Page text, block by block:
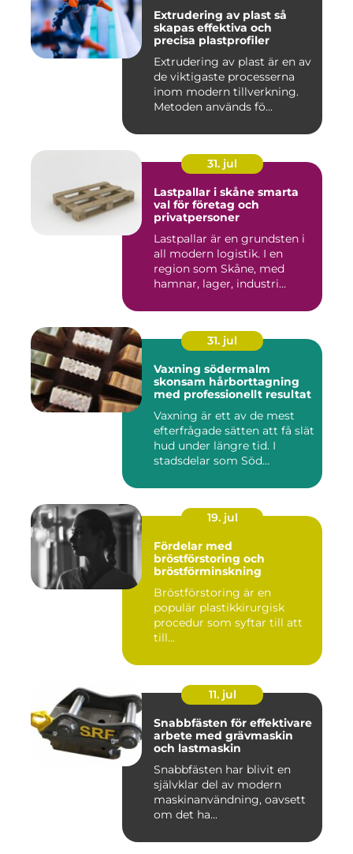
Extrudering av plast så
skapas effektiva och
precisa plastprofiler
Extrudering av plast är en av
de viktigaste processerna
inom modern tillverkning.
Metoden används fö...
31. jul
Lastpallar i skåne smarta
val för företag och
privatpersoner
Lastpallar är en grundsten i
all modern logistik. I en
region som Skåne, med
hamnar, lager, industri...
31. jul
Vaxning södermalm
skonsam hårborttagning
med professionellt resultat
Vaxning är ett av de mest
efterfrågade sätten att få slät
hud under längre tid. I
stadsdelar som Söd...
19. jul
Fördelar med
bröstförstoring och
bröstförminskning
Bröstförstoring är en
populär plastikkirurgisk
procedur som syftar till att
till...
11. jul
Snabbfästen för effektivare
arbete med grävmaskin
och lastmaskin
Snabbfästen har blivit en
självklar del av modern
maskinanvändning, oavsett
om det ha...